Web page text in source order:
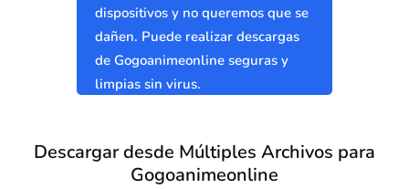
dispositivos y no queremos que se
dañen. Puede realizar descargas
de Gogoanimeonline seguras y
limpias sin virus.
Descargar desde Múltiples Archivos para
Gogoanimeonline